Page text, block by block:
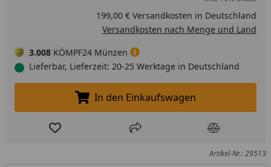
199,00 € Versandkosten in Deutschland
Versandkosten nach Menge und Land
3.008 KÖMPF24 Münzen
Lieferbar, Lieferzeit: 20-25 Werktage in Deutschland
In den Einkaufswagen legen
In den Einkaufswagen
Produkt zur Wunschliste hinzufügen
Teilen Produkt
Artikel-Nr.: 29513